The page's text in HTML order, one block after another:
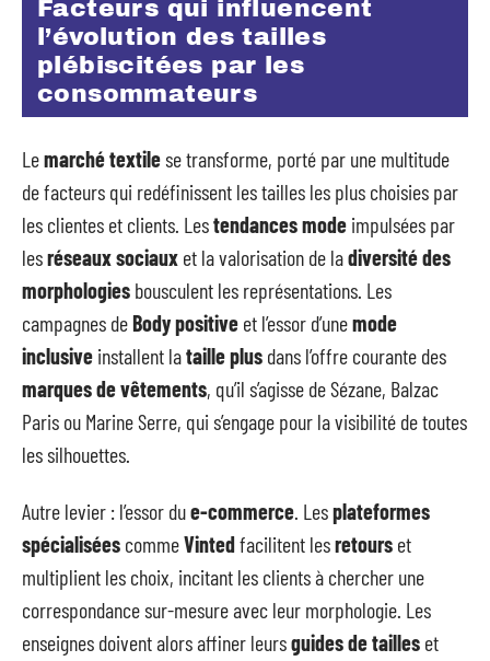
Facteurs qui influencent
l’évolution des tailles
plébiscitées par les
consommateurs
Lemarché textilese transforme, porté par une multitude
de facteurs qui redéfinissent les tailles les plus choisies par
les clientes et clients. Lestendances mode impulsées par
lesréseaux sociaux et la valorisation de ladiversité des
morphologies bousculent les représentations. Les
campagnes deBody positive et l’essor d’unemode
inclusive installent lataille plus dans l’offre courante des
marques de vêtements, qu’il s’agisse de Sézane, Balzac
Paris ou Marine Serre, qui s’engage pour la visibilité de toutes
les silhouettes.
Autre levier : l’essor due-commerce. Lesplateformes
spécialisées commeVintedfacilitent lesretours et
multiplient les choix, incitant les clients à chercher une
correspondance sur-mesure avec leur morphologie. Les
enseignes doivent alors affiner leursguides de tailles et